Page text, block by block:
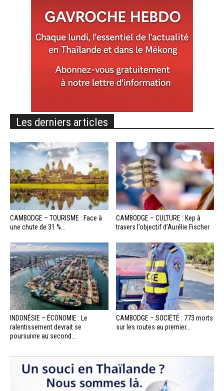
Les derniers articles
CAMBODGE – TOURISME : Face à
une chute de 31 %...
CAMBODGE – CULTURE : Kep à
travers l’objectif d’Aurélie Fischer
INDONÉSIE – ÉCONOMIE : Le
ralentissement devrait se
poursuivre au second...
CAMBODGE – SOCIÉTÉ : 773 morts
sur les routes au premier...